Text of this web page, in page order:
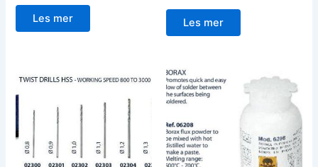
Les mer Les mer